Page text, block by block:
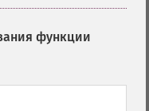
функции